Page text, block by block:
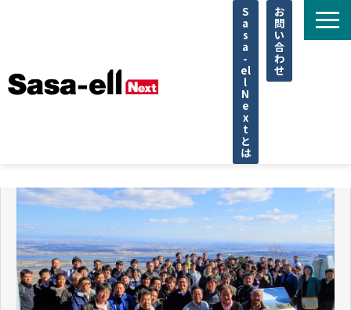
S
a
s
a
-
el
l
N
e
x
t
と
は
お
問
い
合
わ
せ
不動産
法律
企業取材